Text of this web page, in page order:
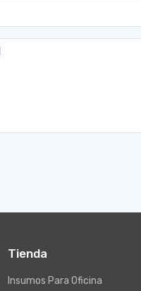
Tienda
Insumos Para Oficina